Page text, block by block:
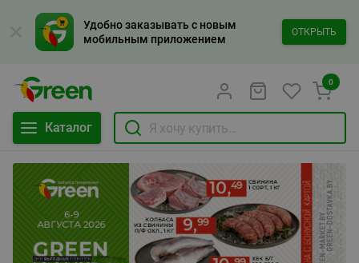
Удобно заказывать с новым
мобильным приложением
ОТКРЫТЬ
Каталог
0